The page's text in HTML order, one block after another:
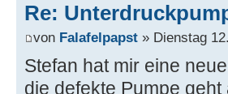
Re:
von Falafelpapst » Dienstag
Stefan hat mir eine
die defekte Pumpe geht